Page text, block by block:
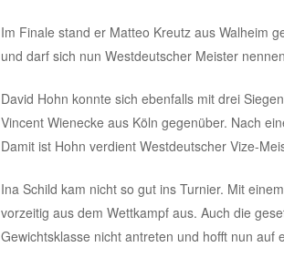
Im Finale stand er Matteo Kreutz aus Walheim
und darf sich nun Westdeutscher Meister
David Hohn konnte sich ebenfalls mit drei
Vincent Wienecke aus Köln gegenüber. Nach
Damit ist Hohn verdient Westdeutscher Vize-
Ina Schild kam nicht so gut ins Turnier. Mit
vorzeitig aus dem Wettkampf aus. Auch die
Gewichtsklasse nicht antreten und hofft nun